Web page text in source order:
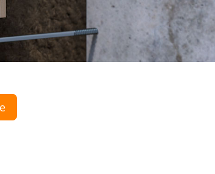
Solarbefestigung